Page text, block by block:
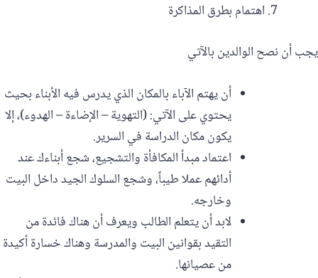
اهتمام بطرق المذاكرة
يجب أن نصح الوالدين بالآتي
أن يهتم الآباء بالمكان الذي يدرس فيه الأبناء بحيث
يحتوي على الآتي: (التهوية – الإضاءة – الهدوء)، إلا
يكون مكان الدراسة في السرير.
اعتماد مبدأ المكافأة والتشجيع، شجع أبناءك عند
أدائهم عملا طيباً، وشجع السلوك الجيد داخل البيت
وخارجه.
لابد أن يتعلم الطالب ويعرف أن هناك فائدة من
التقيد بقوانين البيت والمدرسة وهناك خسارة أكيدة
من عصيانها.